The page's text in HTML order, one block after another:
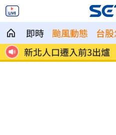
即時 颱風動態 台
萬
新北人口遷入前3出
冠